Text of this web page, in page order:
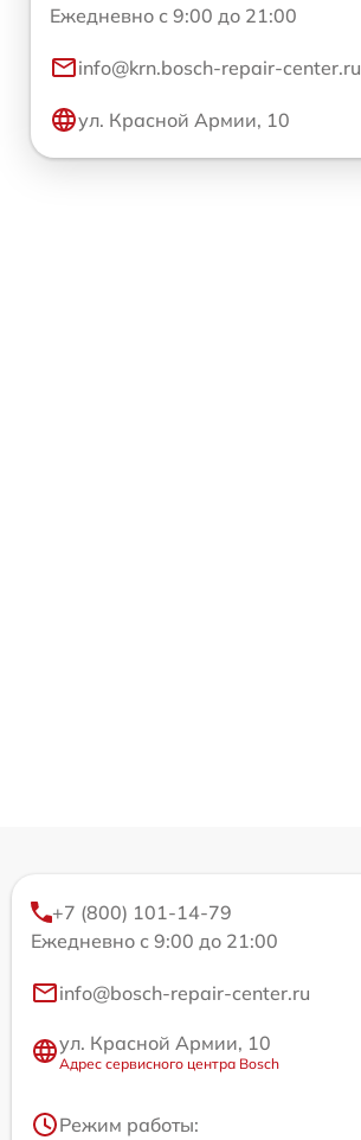
Ежедневно с 9:00 до 21:00
info@krn.bosch-repair-center.ru
ул. Красной Армии, 10
+7 (800) 101-14-79
Ежедневно с 9:00 до 21:00
info@bosch-repair-center.ru
ул. Красной Армии, 10
Адрес сервисного центра Bosch
Режим работы: